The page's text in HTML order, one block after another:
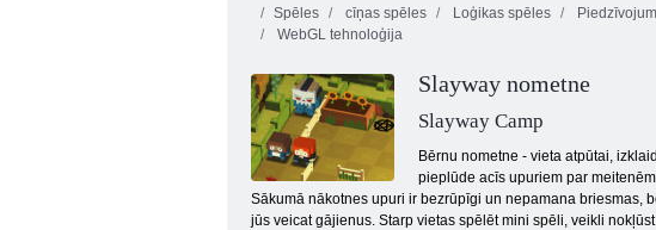
Kubu šāvēja
Spēles cīņas spēles Loģikas spēles
WebGL tehnoloģija
Slayway nometne
Slayway Camp
Bērnu nometne - vieta atpūtai,
pieplūde acīs upuriem par
Sākumā nākotnes upuri ir bezrūpīgi un nepamana briesmas,
jūs veicat gājienus. Starp vietas spēlēt mini spēli, veikli